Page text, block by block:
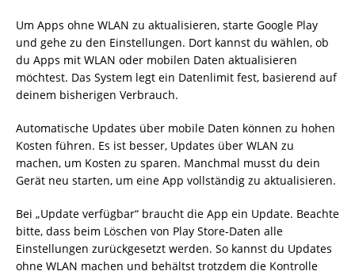
Um Apps ohne WLAN zu aktualisieren, starte Google Play
und gehe zu den Einstellungen. Dort kannst du wählen, ob
du Apps mit WLAN oder mobilen Daten aktualisieren
möchtest. Das System legt ein Datenlimit fest, basierend auf
deinem bisherigen Verbrauch.
Automatische Updates über mobile Daten können zu hohen
Kosten führen. Es ist besser, Updates über WLAN zu
machen, um Kosten zu sparen. Manchmal musst du dein
Gerät neu starten, um eine App vollständig zu aktualisieren.
Bei „Update verfügbar“ braucht die App ein Update. Beachte
bitte, dass beim Löschen von Play Store-Daten alle
Einstellungen zurückgesetzt werden. So kannst du Updates
ohne WLAN machen und behältst trotzdem die Kontrolle